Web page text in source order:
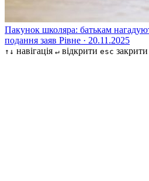
Пакунок школяра: батькам
подання заяв Рівне · 20.11.2025
↑↓ навігація ↵ відкрити esc закрити